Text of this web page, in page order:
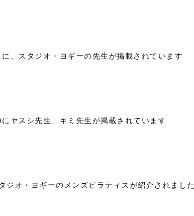
、スタジオ・ヨギーの先生が掲載されています
ヤスシ先生、キミ先生が掲載されています
ジオ・ヨギーのメンズピラティスが紹介されました